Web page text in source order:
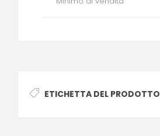
ETICHETTA DEL PRODOTTO